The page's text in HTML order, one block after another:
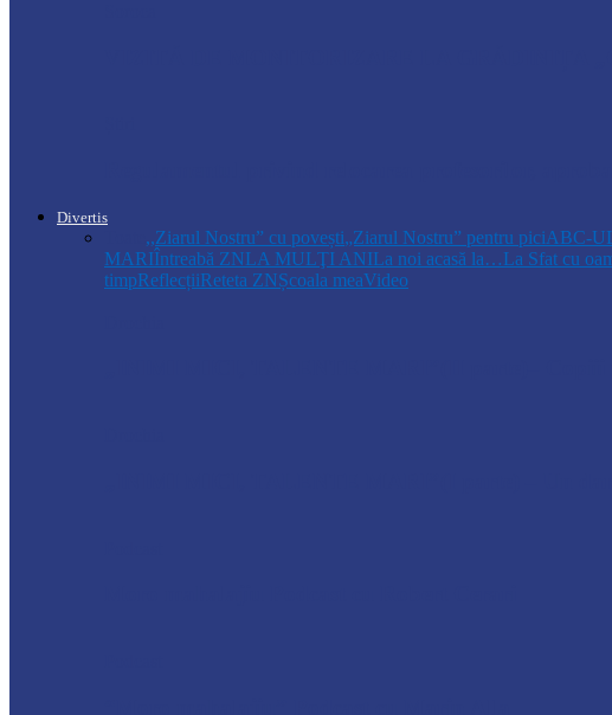
Divertis
,,Ziarul Nostru” cu povești„Ziarul Nostru” pentru piciABC-
MARIÎntreabă ZNLA MULŢI ANILa noi acasă la…La Sfat cu
timpReflecțiiReteta ZNȘcoala meaVideo